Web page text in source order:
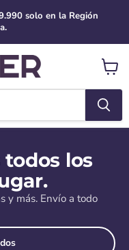
solo en la Región
Ver
carro
todos los
y más. Envío a todo